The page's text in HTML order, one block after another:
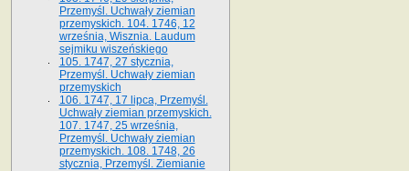
Przemyśl. Uchwały ziemian
przemyskich. 104. 1746, 12
września, Wisznia. Laudum
sejmiku wiszeńskiego
105. 1747, 27 stycznia,
Przemyśl. Uchwały ziemian
przemyskich
106. 1747, 17 lipca, Przemyśl.
Uchwały ziemian przemyskich.
107. 1747, 25 września,
Przemyśl. Uchwały ziemian
przemyskich. 108. 1748, 26
stycznia, Przemyśl. Ziemianie